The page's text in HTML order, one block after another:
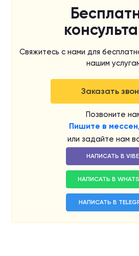
Свяжитесь с нами для
нашим
Заказать
Позвоните
Пишите в
или задайте нам
НАПИСАТЬ В
НАПИСАТЬ В
НАПИСАТЬ В